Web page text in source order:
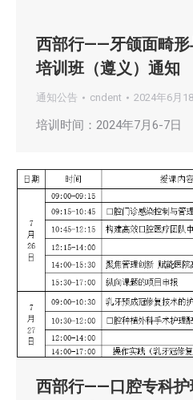
西部行——牙颌面畸形
培训班（遵义）通知
通知公告 cndent 2024年6月
培训时间：2024年7月6-7日
西部行——口腔专科护